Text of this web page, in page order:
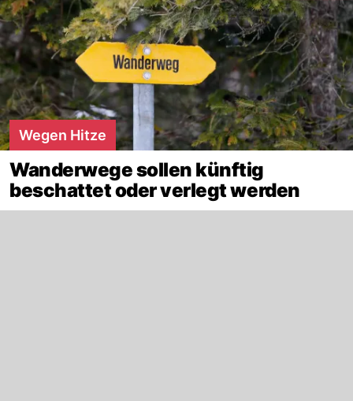
Wegen Hitze
Wanderwege sollen künftig
beschattet oder verlegt werden